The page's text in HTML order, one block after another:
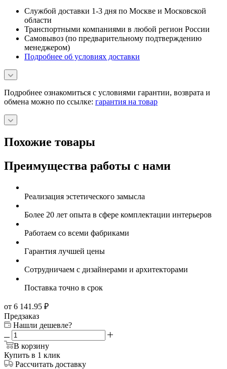
Службой доставки 1-3 дня по Москве и Московской
области
Транспортными компаниями в любой регион России
Самовывоз (по предварительному подтверждению
менеджером)
Подробнее об условиях доставки
Подробнее ознакомиться с условиями гарантии, возврата и
обмена можно по ссылке: гарантия на товар
Похожие товары
Преимущества работы с нами
Реализация эстетического замысла
Более 20 лет опыта в сфере комплектации интерьеров
Работаем со всеми фабриками
Гарантия лучшей цены
Сотрудничаем с дизайнерами и архитекторами
Поставка точно в срок
от 6 141.95 ₽
Предзаказ
Нашли дешевле?
В корзину
Купить в 1 клик
Рассчитать доставку